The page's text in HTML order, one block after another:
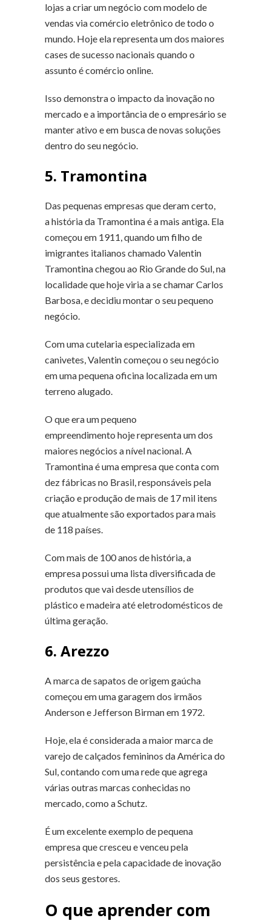
lojas a criar um negócio com modelo de
vendas via comércio eletrônico de todo o
mundo. Hoje ela representa um dos maiores
cases de sucesso nacionais quando o
assunto é comércio online.
Isso demonstra o impacto da inovação no
mercado e a importância de o empresário se
manter ativo e em busca de novas soluções
dentro do seu negócio.
5. Tramontina
Das pequenas empresas que deram certo,
a história da Tramontina é a mais antiga. Ela
começou em 1911, quando um filho de
imigrantes italianos chamado Valentin
Tramontina chegou ao Rio Grande do Sul, na
localidade que hoje viria a se chamar Carlos
Barbosa, e decidiu montar o seu pequeno
negócio.
Com uma cutelaria especializada em
canivetes, Valentin começou o seu negócio
em uma pequena oficina localizada em um
terreno alugado.
O que era um pequeno
empreendimento hoje representa um dos
maiores negócios a nível nacional. A
Tramontina é uma empresa que conta com
dez fábricas no Brasil, responsáveis pela
criação e produção de mais de 17 mil itens
que atualmente são exportados para mais
de 118 países.
Com mais de 100 anos de história, a
empresa possui uma lista diversificada de
produtos que vai desde utensílios de
plástico e madeira até eletrodomésticos de
última geração.
6. Arezzo
A marca de sapatos de origem gaúcha
começou em uma garagem dos irmãos
Anderson e Jefferson Birman em 1972.
Hoje, ela é considerada a maior marca de
varejo de calçados femininos da América do
Sul, contando com uma rede que agrega
várias outras marcas conhecidas no
mercado, como a Schutz.
É um excelente exemplo de pequena
empresa que cresceu e venceu pela
persistência e pela capacidade de inovação
dos seus gestores.
O que aprender com